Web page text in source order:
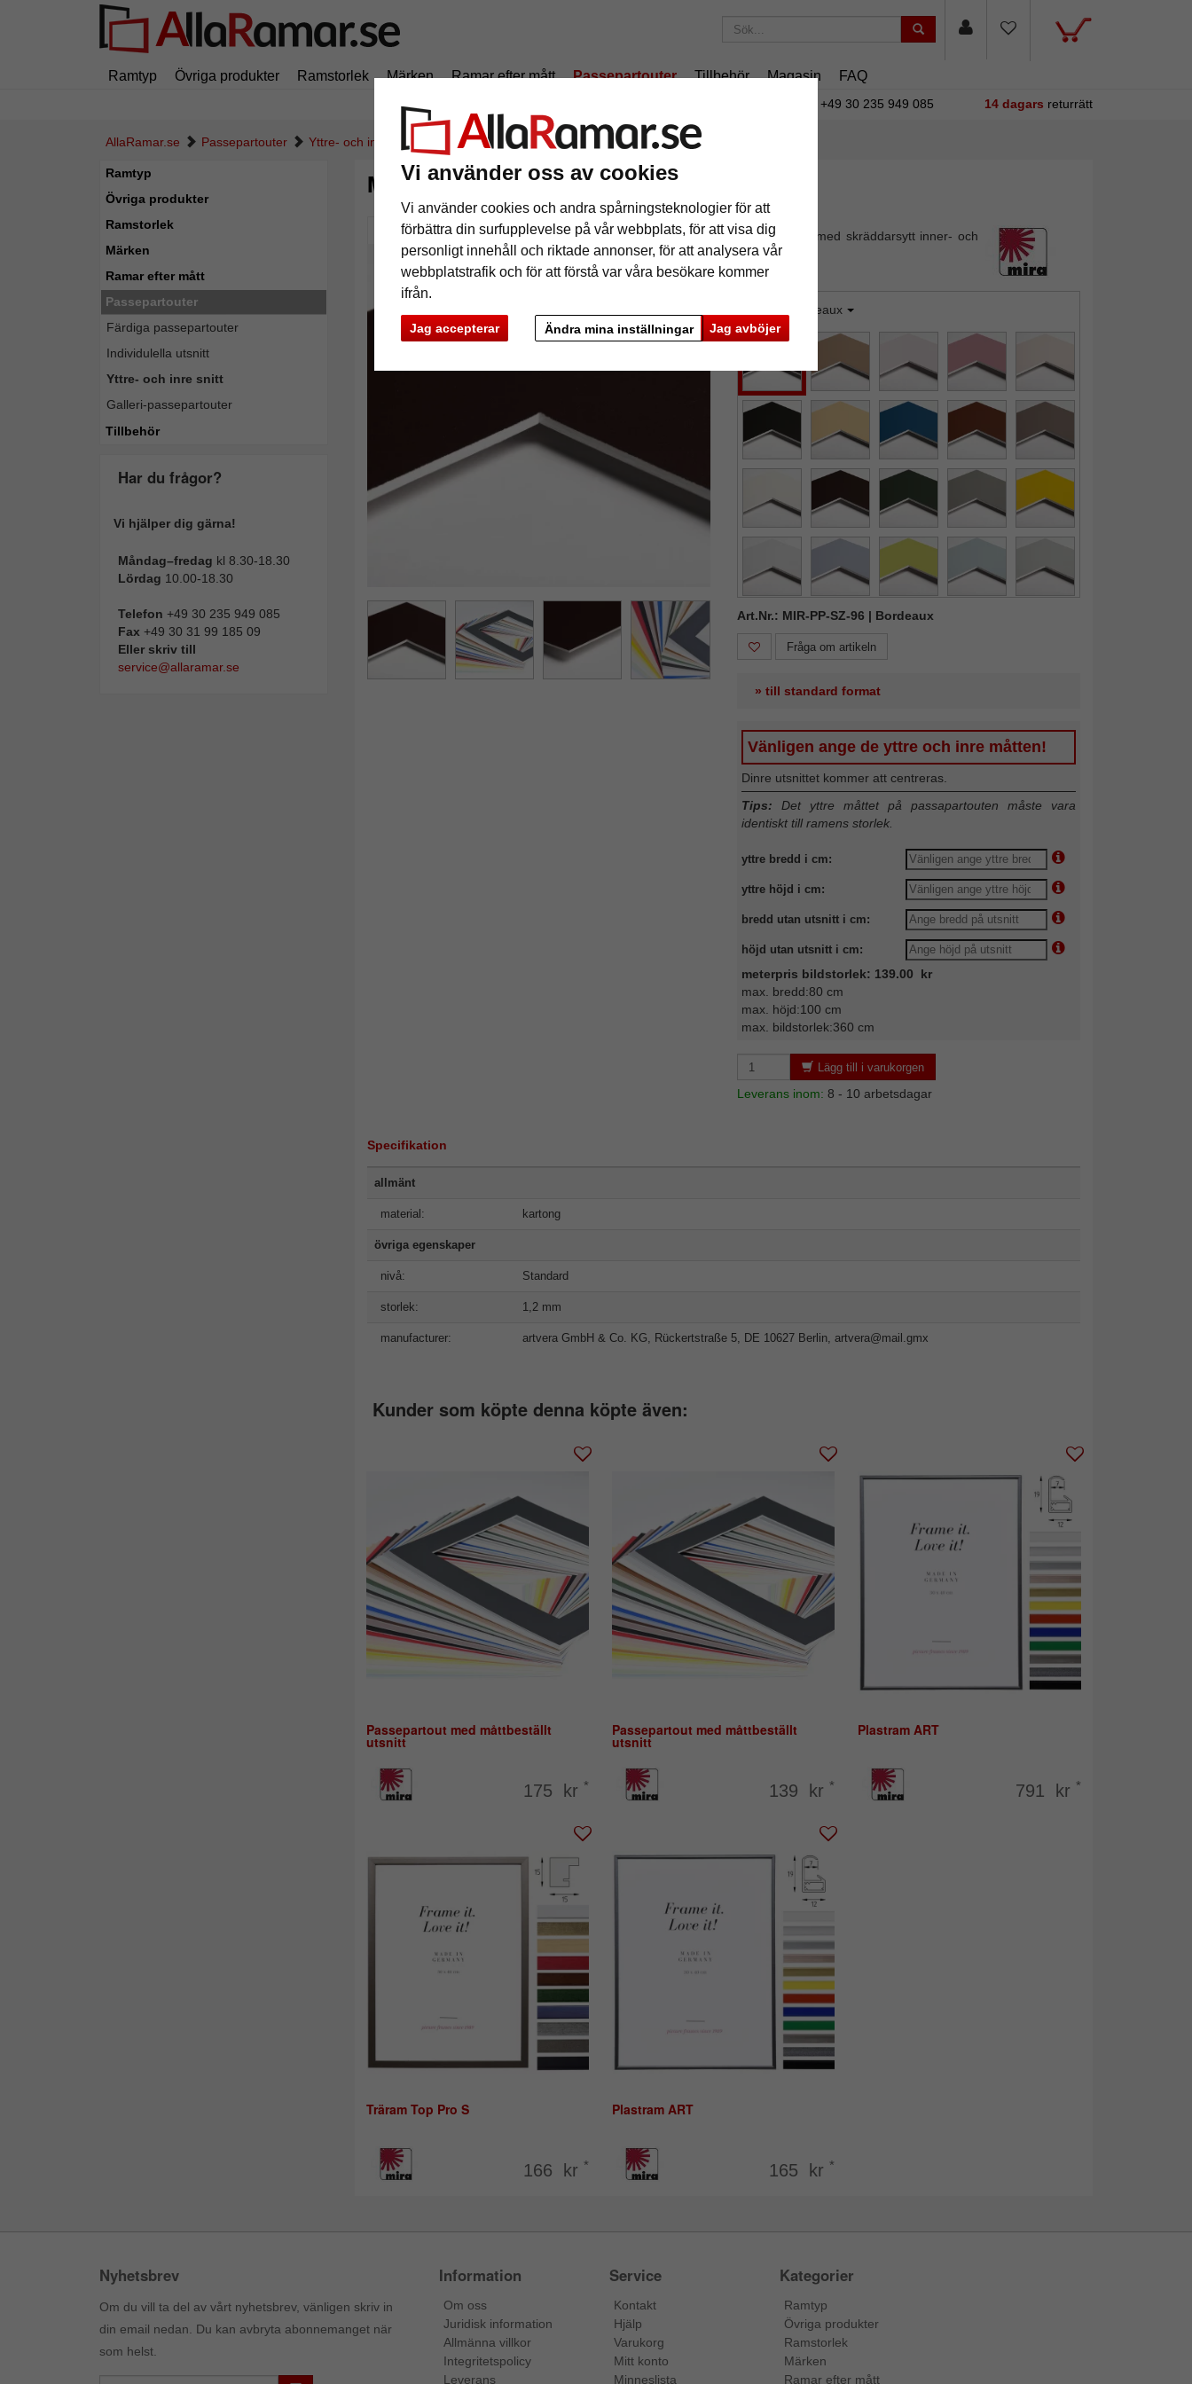
Vi använder oss av cookies
Vi använder cookies och andra spårningsteknologier för att
förbättra din surfupplevelse på vår webbplats, för att visa dig
personligt innehåll och riktade annonser, för att analysera vår
webbplatstrafik och för att förstå var våra besökare kommer
ifrån.
Jag accepterar Jag avböjer
Ändra mina inställningar
Ramtyp Övriga produkter Ramstorlek Märken Ramar efter mått Passepartouter Tillbehör Magasin FAQ
+49 30 235 949 085 14 dagars returrätt
AllaRamar.se Passepartouter Yttre- och inre snitt Måttbeställd passepartout
Ramtyp
Övriga produkter
Ramstorlek
Märken
Ramar efter mått
Passepartouter
Färdiga passepartouter
Individulella utsnitt
Yttre- och inre snitt
Galleri-passepartouter
Tillbehör
Har du frågor?
Vi hjälper dig gärna!
Måndag–fredag kl 8.30-18.30
Lördag 10.00-18.30
Telefon +49 30 235 949 085
Fax +49 30 31 99 185 09
Eller skriv till
service@allaramar.se
Måttbeställd passepartout
Pictures Preview
Passepartout med skräddarsytt inner- och
yttermått.
Bordeaux
Art.Nr.: MIR-PP-SZ-96 | Bordeaux
Fråga om artikeln
» till standard format
Vänligen ange de yttre och inre måtten!
Dinre utsnittet kommer att centreras.
Tips: Det yttre måttet på passapartouten måste vara
identiskt till ramens storlek.
yttre bredd i cm:
yttre höjd i cm:
bredd utan utsnitt i cm:
höjd utan utsnitt i cm:
meterpris bildstorlek: 139.00 kr
max. bredd:80 cm
max. höjd:100 cm
max. bildstorlek:360 cm
Lägg till i varukorgen
Leverans inom: 8 - 10 arbetsdagar
Specifikation
allmänt
material: kartong
övriga egenskaper
nivå: Standard
storlek: 1,2 mm
manufacturer: artvera GmbH & Co. KG, Rückertstraße 5, DE 10627 Berlin, artvera@mail.gmx
Kunder som köpte denna köpte även:
Passepartout med måttbeställt
utsnitt
175 kr *
Passepartout med måttbeställt
utsnitt
139 kr *
Plastram ART
791 kr *
Träram Top Pro S
166 kr *
Plastram ART
165 kr *
Nyhetsbrev
Om du vill ta del av vårt nyhetsbrev, vänligen skriv in
din email nedan. Du kan avbryta abonnemanget när
som helst.
Information
Om oss
Juridisk information
Allmänna villkor
Integritetspolicy
Leverans
Service
Kontakt
Hjälp
Varukorg
Mitt konto
Minneslista
Kategorier
Ramtyp
Övriga produkter
Ramstorlek
Märken
Ramar efter mått